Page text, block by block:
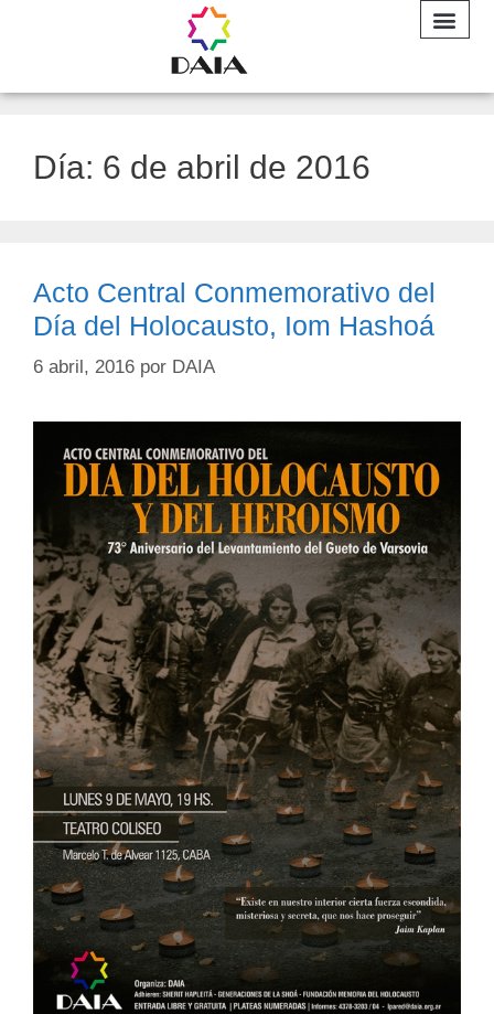
Día: 6 de abril de 2016
Acto Central Conmemorativo del
Día del Holocausto, Iom Hashoá
6 abril, 2016 por DAIA